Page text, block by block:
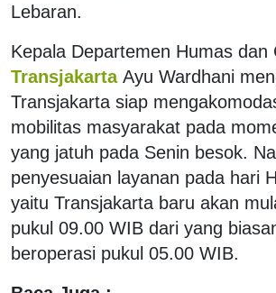
Lebaran.
Kepala Departemen Humas dan
Transjakarta Ayu Wardhani
Transjakarta siap
mobilitas masyarakat pada
yang jatuh pada Senin besok.
penyesuaian layanan pada hari
yaitu Transjakarta baru akan
pukul 09.00 WIB dari yang
beroperasi pukul 05.00 WIB.